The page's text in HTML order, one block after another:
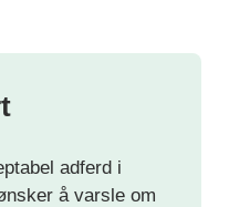
adferd i
å varsle om